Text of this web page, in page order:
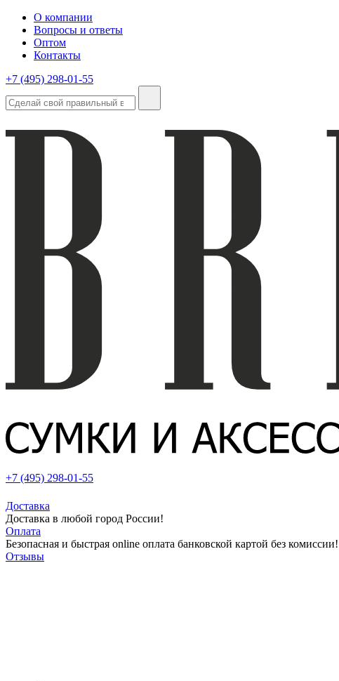
О компании
Вопросы и ответы
Оптом
Контакты
+7 (495) 298-01-55
+7 (495) 298-01-55
Доставка
Доставка в любой город России!
Оплата
Безопасная и быстрая online оплата банковской картой без комиссии!
Отзывы